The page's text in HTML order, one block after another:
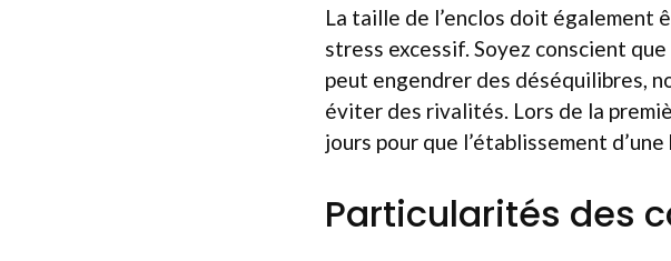
La taille de l’enclos doit également
stress excessif. Soyez conscient
peut engendrer des déséquilibres,
éviter des rivalités. Lors de la
jours pour que l’établissement
Particularités des